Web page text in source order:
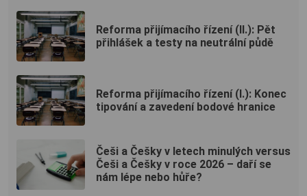
Reforma přijímacího řízení (II.): Pět
přihlášek a testy na neutrální půdě
Reforma přijímacího řízení (I.): Konec
tipování a zavedení bodové hranice
Češi a Češky v letech minulých versus
Češi a Češky v roce 2026 – daří se
nám lépe nebo hůře?